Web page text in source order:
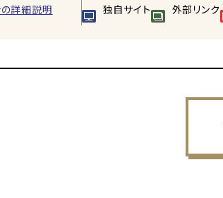
詳細説明 独自サイト 外部リンク